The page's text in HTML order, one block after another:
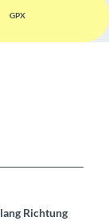
GPX
Richtung